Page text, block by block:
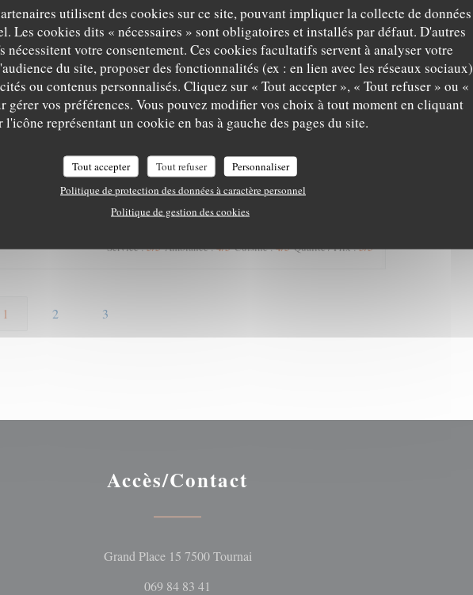
utilisent des cookies sur ce site, pouvant impliquer la collecte de données
Les cookies dits « nécessaires » sont obligatoires et installés par défaut. D'autres
votre consentement. Ces cookies facultatifs servent à analyser votre
du site, proposer des fonctionnalités (ex : en lien avec les réseaux sociaux)
ou contenus personnalisés. Cliquez sur « Tout accepter », « Tout refuser » ou «
gérer vos préférences. Vous pouvez modifier vos choix à tout moment en cliquant
l'icône représentant un cookie en bas à gauche des pages du site.
Tout accepter Tout refuser
Personnaliser
Politique de protection des données à caractère personnel
Politique de gestion des cookies
Service:4/5 Ambiance: 5/5 Cuisine:4/5 Qualité / Prix:4 /5
Service:5/5 Ambiance: 5/5 Cuisine :5/5 Qualité / Prix:5/5
Service:5/5 Ambiance:4/5 Cuisine:4/5 Qualité / Prix:5/5
1 2 3
Accès/Contact
Grand Place 15 7500 Tournai((ouvre une nouvelle fenêtre))
069 84 83 41